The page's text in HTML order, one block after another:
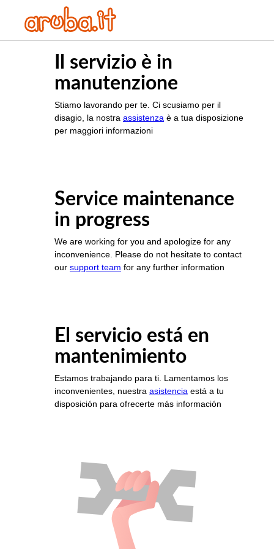
Il servizio è in
manutenzione
Stiamo lavorando per te. Ci scusiamo per il
disagio, la nostra assistenza è a tua disposizione
per maggiori informazioni
Service maintenance
in progress
We are working for you and apologize for any
inconvenience. Please do not hesitate to contact
our support team for any further information
El servicio está en
mantenimiento
Estamos trabajando para ti. Lamentamos los
inconvenientes, nuestra asistencia está a tu
disposición para ofrecerte más información